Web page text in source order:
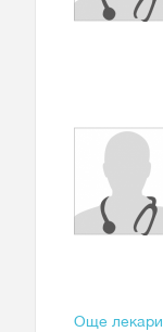
Още лекари